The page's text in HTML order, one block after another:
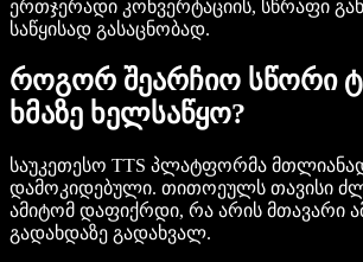
ერთჯერადი კონვერტაციის, სწრაფი
საწყისად გასაცნობად.
როგორ შეარჩიო სწორი
ხმაზე ხელსაწყო?
საუკეთესო TTS პლატფორმა მთლიანად
დამოკიდებული. თითოეულს თავისი
ამიტომ დაფიქრდი, რა არის მთავარი
გადახდაზე გადახვალ.